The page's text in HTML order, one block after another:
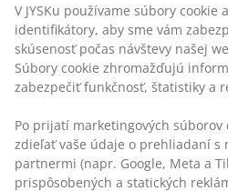
SKU: 6892144
Hodnotenia
V JYSKu používame súbory cookie
identifikátory, aby sme vám
skúsenosť počas návštevy našej
Súbory cookie zhromažďujú
zabezpečiť funkčnosť, štatistiky a
Po prijatí marketingových súborov
zdieľať vaše údaje o prehliadaní s
partnermi (napr. Google, Meta a
prispôsobených a statických